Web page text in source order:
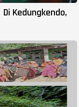
Kedungkendo,